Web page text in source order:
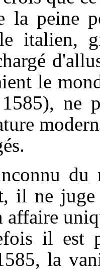
la peine
italien,
le
ne
du
il ne
affaire
il est
la